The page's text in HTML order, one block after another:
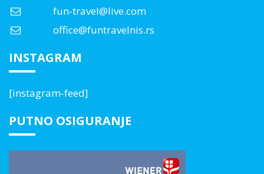
fun-travel@live.com
office@funtravelnis.rs
INSTAGRAM
[instagram-feed]
PUTNO OSIGURANJE